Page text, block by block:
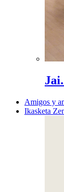
Amigos y
Ikasketa